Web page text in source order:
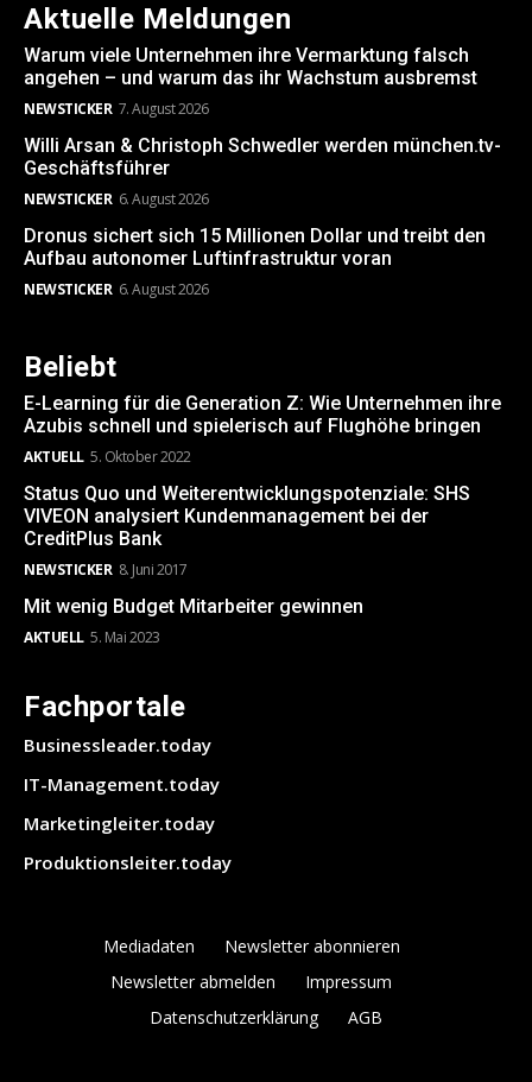
Aktuelle Meldungen
Warum viele Unternehmen ihre Vermarktung falsch
angehen – und warum das ihr Wachstum ausbremst
NEWSTICKER 7. August 2026
Willi Arsan & Christoph Schwedler werden münchen.tv-
Geschäftsführer
NEWSTICKER 6. August 2026
Dronus sichert sich 15 Millionen Dollar und treibt den
Aufbau autonomer Luftinfrastruktur voran
NEWSTICKER 6. August 2026
Beliebt
E-Learning für die Generation Z: Wie Unternehmen ihre
Azubis schnell und spielerisch auf Flughöhe bringen
AKTUELL 5. Oktober 2022
Status Quo und Weiterentwicklungspotenziale: SHS
VIVEON analysiert Kundenmanagement bei der
CreditPlus Bank
NEWSTICKER 8. Juni 2017
Mit wenig Budget Mitarbeiter gewinnen
AKTUELL 5. Mai 2023
Fachportale
Businessleader.today
IT-Management.today
Marketingleiter.today
Produktionsleiter.today
Mediadaten
Newsletter abonnieren
Newsletter abmelden
Impressum
Datenschutzerklärung
AGB